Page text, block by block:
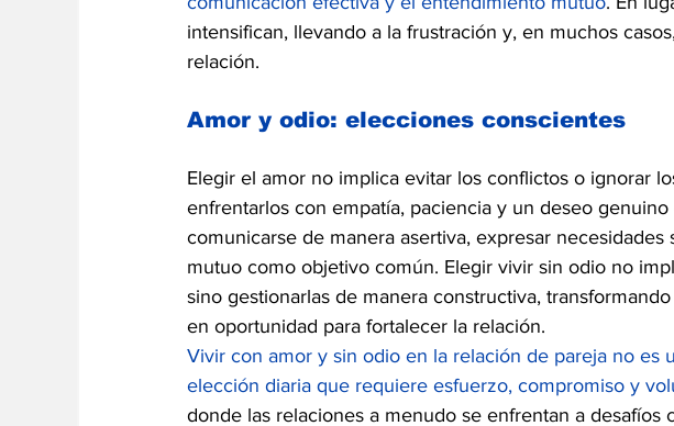
intensifican, llevando a la frustración y, en muchos
relación.
Amor y odio: elecciones conscientes
Elegir el amor no implica evitar los conflictos o ignorar
enfrentarlos con empatía, paciencia y un deseo
comunicarse de manera asertiva, expresar
mutuo como objetivo común. Elegir vivir sin odio no
sino gestionarlas de manera constructiva,
en oportunidad para fortalecer la relación.
Vivir con amor y sin odio en la relación de pareja no es
elección diaria que requiere esfuerzo, compromiso y
donde las relaciones a menudo se enfrentan a desafíos